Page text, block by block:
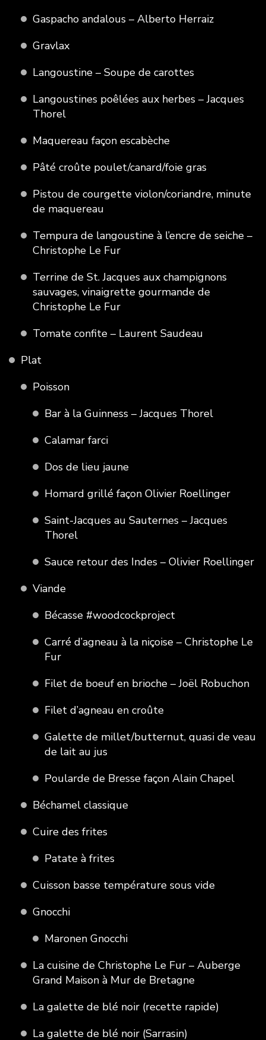
Gaspacho andalous – Alberto Herraiz
Gravlax
Langoustine – Soupe de carottes
Langoustines poêlées aux herbes – Jacques
Thorel
Maquereau façon escabèche
Pâté croûte poulet/canard/foie gras
Pistou de courgette violon/coriandre, minute
de maquereau
Tempura de langoustine à l’encre de seiche –
Christophe Le Fur
Terrine de St. Jacques aux champignons
sauvages, vinaigrette gourmande de
Christophe Le Fur
Tomate confite – Laurent Saudeau
Plat
Poisson
Bar à la Guinness – Jacques Thorel
Calamar farci
Dos de lieu jaune
Homard grillé façon Olivier Roellinger
Saint-Jacques au Sauternes – Jacques
Thorel
Sauce retour des Indes – Olivier Roellinger
Viande
Bécasse #woodcockproject
Carré d’agneau à la niçoise – Christophe Le
Fur
Filet de boeuf en brioche – Joël Robuchon
Filet d’agneau en croûte
Galette de millet/butternut, quasi de veau
de lait au jus
Poularde de Bresse façon Alain Chapel
Béchamel classique
Cuire des frites
Patate à frites
Cuisson basse température sous vide
Gnocchi
Maronen Gnocchi
La cuisine de Christophe Le Fur – Auberge
Grand Maison à Mur de Bretagne
La galette de blé noir (recette rapide)
La galette de blé noir (Sarrasin)